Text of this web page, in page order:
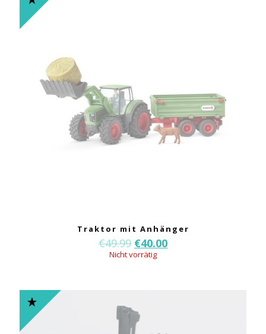
Traktor mit Anhänger
€49.99 €40.00
Nicht vorrätig